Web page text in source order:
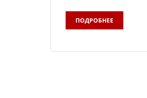
ПОДРОБНЕЕ